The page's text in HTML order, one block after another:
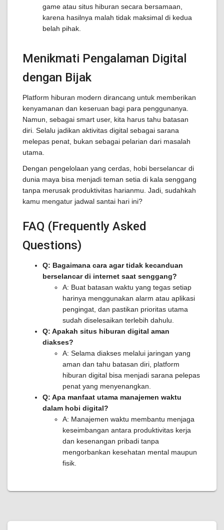
game atau situs hiburan secara bersamaan,
karena hasilnya malah tidak maksimal di kedua
belah pihak.
Menikmati Pengalaman Digital
dengan Bijak
Platform hiburan modern dirancang untuk memberikan
kenyamanan dan keseruan bagi para penggunanya.
Namun, sebagai smart user, kita harus tahu batasan
diri. Selalu jadikan aktivitas digital sebagai sarana
melepas penat, bukan sebagai pelarian dari masalah
utama.
Dengan pengelolaan yang cerdas, hobi berselancar di
dunia maya bisa menjadi teman setia di kala senggang
tanpa merusak produktivitas harianmu. Jadi, sudahkah
kamu mengatur jadwal santai hari ini?
FAQ (Frequently Asked
Questions)
Q: Bagaimana cara agar tidak kecanduan
berselancar di internet saat senggang?
A: Buat batasan waktu yang tegas setiap
harinya menggunakan alarm atau aplikasi
pengingat, dan pastikan prioritas utama
sudah diselesaikan terlebih dahulu.
Q: Apakah situs hiburan digital aman
diakses?
A: Selama diakses melalui jaringan yang
aman dan tahu batasan diri, platform
hiburan digital bisa menjadi sarana pelepas
penat yang menyenangkan.
Q: Apa manfaat utama manajemen waktu
dalam hobi digital?
A: Manajemen waktu membantu menjaga
keseimbangan antara produktivitas kerja
dan kesenangan pribadi tanpa
mengorbankan kesehatan mental maupun
fisik.